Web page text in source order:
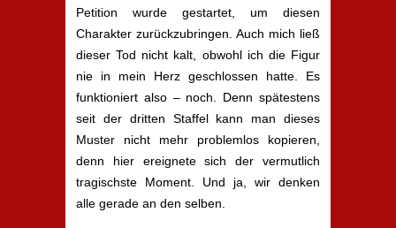
Petition wurde gestartet, um diesen
Charakter zurückzubringen. Auch mich ließ
dieser Tod nicht kalt, obwohl ich die Figur
nie in mein Herz geschlossen hatte. Es
funktioniert also – noch. Denn spätestens
seit der dritten Staffel kann man dieses
Muster nicht mehr problemlos kopieren,
denn hier ereignete sich der vermutlich
tragischste Moment. Und ja, wir denken
alle gerade an den selben.